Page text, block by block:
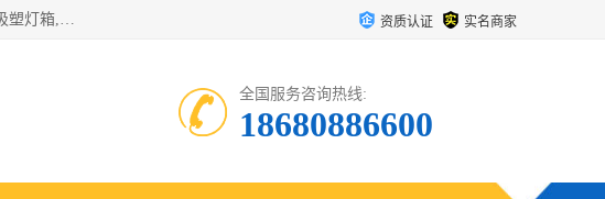
重庆润乔广告有限公司是一家集重庆广告制作,重庆标识标牌,亚克力发光字,led发光字,树脂发光字,超薄灯箱,拉布灯箱,吸塑灯箱,门头招牌,企业形象墙,写真喷绘,x展架,拉网展架,广告展架,条幅,锦旗设计,制作,施工,维护为一体的专业化广告公司. 资质认证 实名商家
全国服务咨询热线:
18680886600